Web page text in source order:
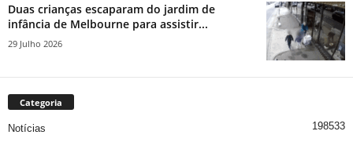
Duas crianças escaparam do jardim de
infância de Melbourne para assistir...
29 Julho 2026
Categoria
Notícias 198533